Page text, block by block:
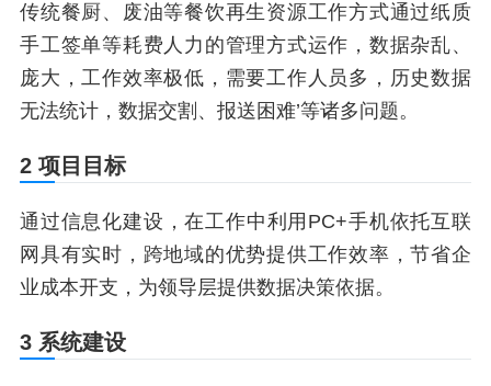
传统餐厨、废油等餐饮再生资源工作方式通过纸质
手工签单等耗费人力的管理方式运作，数据杂乱、
庞大，工作效率极低，需要工作人员多，历史数据
无法统计，数据交割、报送困难’等诸多问题。
2 项目目标
通过信息化建设，在工作中利用PC+手机依托互联
网具有实时，跨地域的优势提供工作效率，节省企
业成本开支，为领导层提供数据决策依据。
3 系统建设